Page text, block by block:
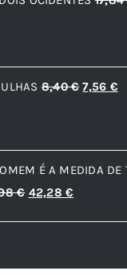
é:
8,40€ O
era:
8,40 €.
7,56 €O
é:
É A MEDIDA DE
€ O
42,28 €